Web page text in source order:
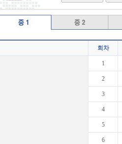
회차
1
2
3
4
5
6